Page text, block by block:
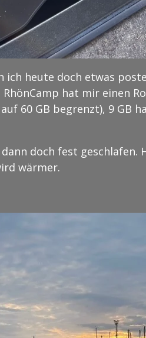
heute doch etwas
hat mir einen
60 GB begrenzt), 9 GB
doch fest
wärmer.